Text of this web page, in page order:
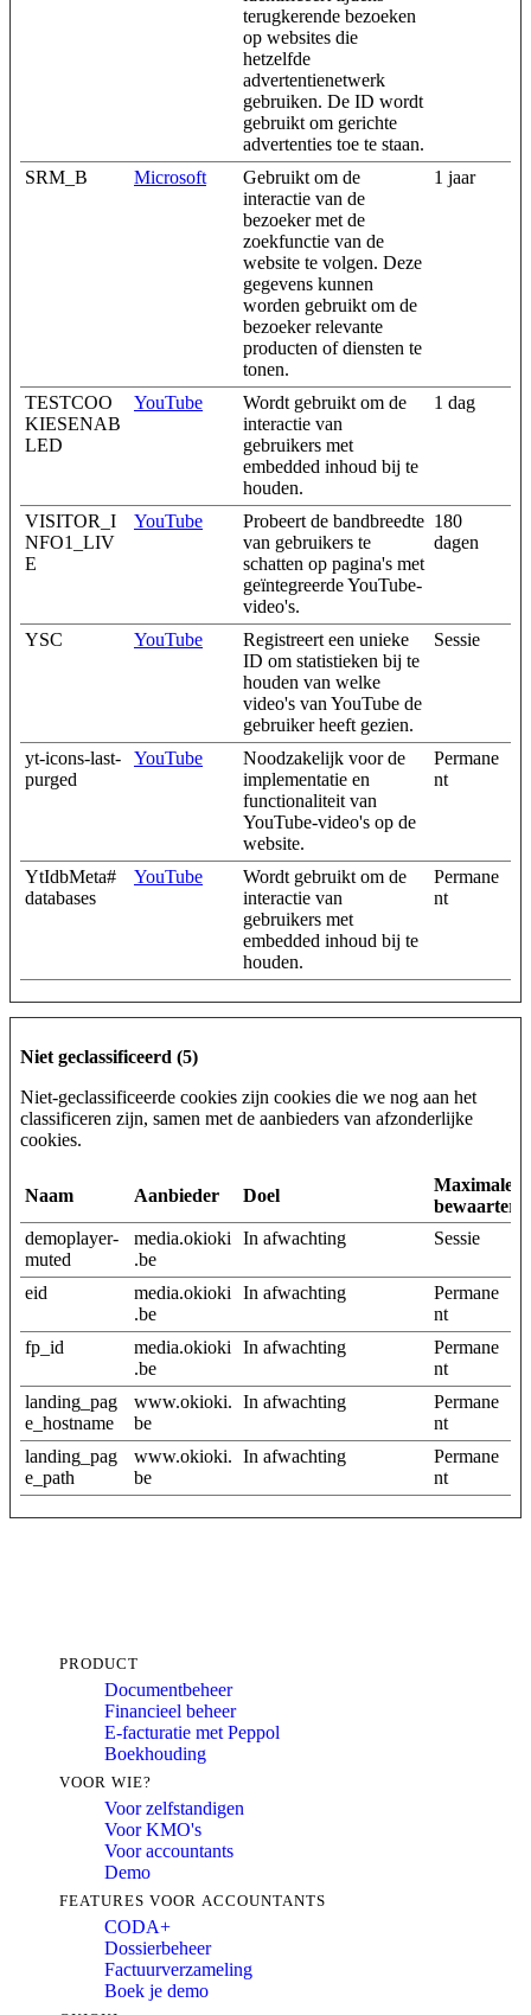
terugkerende bezoeken
op websites die
hetzelfde
advertentienetwerk
gebruiken. De ID wordt
gebruikt om gerichte
advertenties toe te staan.
SRM_B
Microsoft
Gebruikt om de
interactie van de
bezoeker met de
zoekfunctie van de
website te volgen. Deze
gegevens kunnen
worden gebruikt om de
bezoeker relevante
producten of diensten te
tonen.
1 jaar
TESTCOO
KIESENAB
LED
YouTube
Wordt gebruikt om de
interactie van
gebruikers met
embedded inhoud bij te
houden.
1 dag
VISITOR_I
NFO1_LIV
E
YouTube
Probeert de bandbreedte
van gebruikers te
schatten op pagina's met
geïntegreerde YouTube-
video's.
180
dagen
YSC YouTube
Registreert een unieke
ID om statistieken bij te
houden van welke
video's van YouTube de
gebruiker heeft gezien.
Sessie
yt-icons-last-
purged
YouTube
Noodzakelijk voor de
implementatie en
functionaliteit van
YouTube-video's op de
website.
Permane
nt
YtIdbMeta#
databases
YouTube
Wordt gebruikt om de
interactie van
gebruikers met
embedded inhoud bij te
houden.
Permane
nt
Niet geclassificeerd (5)
Niet-geclassificeerde cookies zijn cookies die we nog aan het
classificeren zijn, samen met de aanbieders van afzonderlijke
cookies.
Naam Aanbieder Doel
Maximale
demoplayer-
muted
media.okioki
.be
In afwachting Sessie
eid
media.okioki
.be
In afwachting
Permane
nt
fp_id
media.okioki
.be
In afwachting
Permane
nt
landing_pag
e_hostname
www.okioki.
be
In afwachting
Permane
nt
landing_pag
e_path
www.okioki.
be
In afwachting
Permane
nt
PRODUCT
Documentbeheer
Financieel beheer
E-facturatie met Peppol
Boekhouding
VOOR WIE?
Voor zelfstandigen
Voor KMO's
Voor accountants
Demo
FEATURES VOOR ACCOUNTANTS
CODA+
Dossierbeheer
Factuurverzameling
Boek je demo